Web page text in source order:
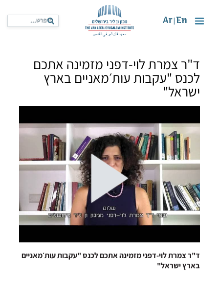
En
Ar
ד"ר צמרת לוי-דפני מזמינה אתכם
לכנס "עקבות עות׳מאניים בארץ
ישראל"
ד"ר צמרת לוי-דפני מזמינה אתכם לכנס "עקבות עות׳מאניים
בארץ ישראל"